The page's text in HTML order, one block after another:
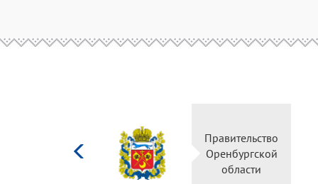
культуры
Российской
Правительство
Оренбургской
области